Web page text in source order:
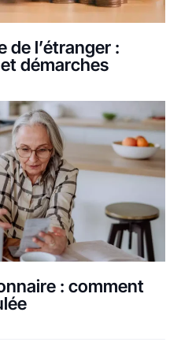
de l’étranger :
démarches
: comment